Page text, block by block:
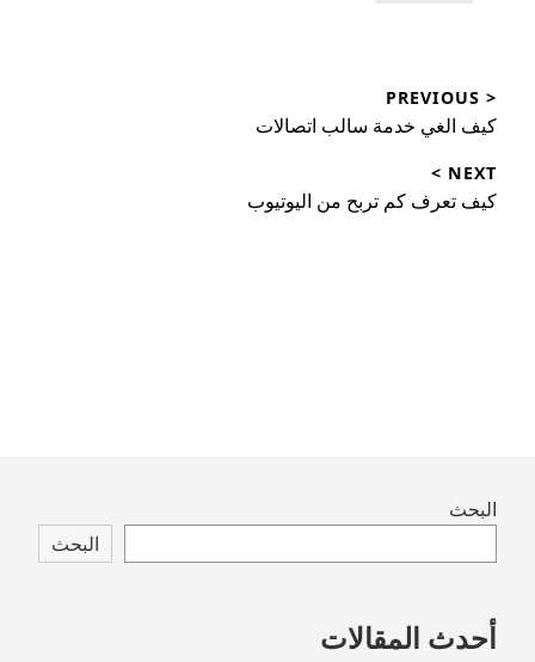
المقالات
< PREVIOUS
Previous
كيف الغي خدمة سالب اتصالات
NEXT >
Next
كيف تعرف كم تربح من اليوتيوب
Skip
footer
البحث
البحث
أحدث المقالات